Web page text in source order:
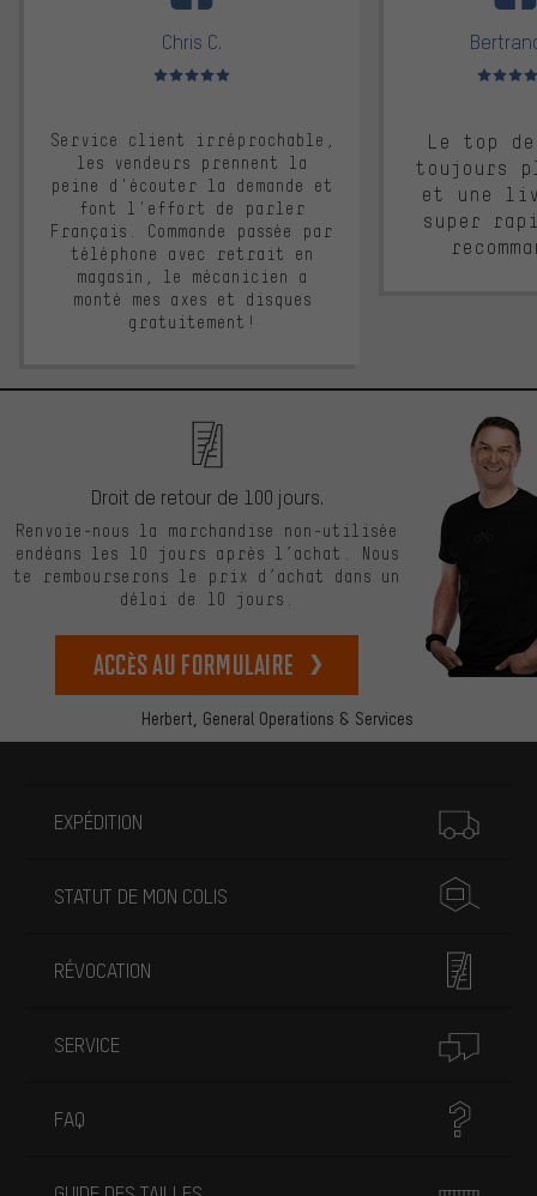
Chris C.
Note moyenne : 5 sur 5
Service client irréprochable,
les vendeurs prennent la
peine d'écouter la demande et
font l'effort de parler
Français. Commande passée par
téléphone avec retrait en
magasin, le mécanicien a
monté mes axes et disques
gratuitement!
Note
Le top
toujours
et une
super
Herbert, General Operations & Services
Droit de retour de 100 jours.
Renvoie-nous la marchandise non-utilisée
endéans les 10 jours après l’achat. Nous
te rembourserons le prix d’achat dans un
délai de 10 jours.
Accès au formulaire
EXPÉDITION
STATUT DE MON COLIS
RÉVOCATION
SERVICE
FAQ